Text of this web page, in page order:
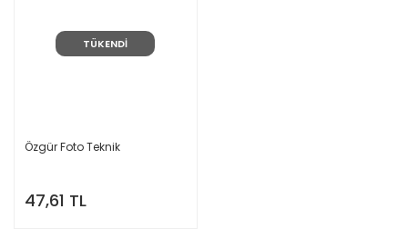
TÜKENDİ
Özgür Foto Teknik
47,61 TL